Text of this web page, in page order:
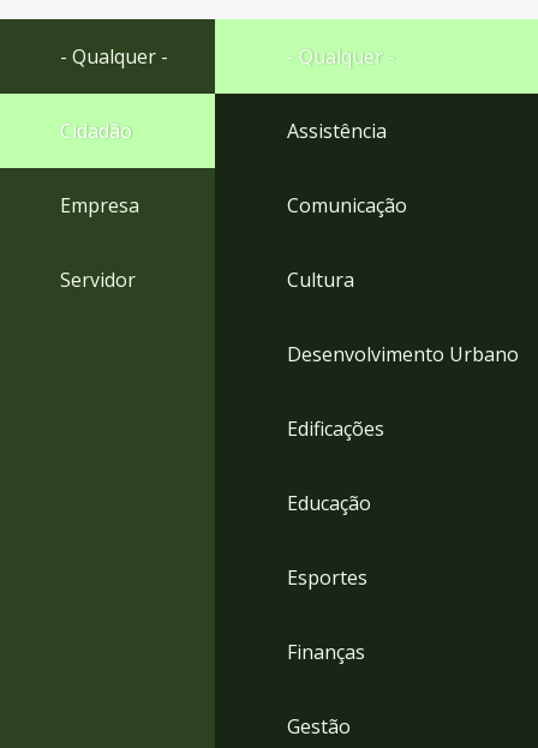
Ir
rodapé
- Qualquer -
Cidadão
Empresa
Servidor
- Qualquer -
Assistência
Comunicação
Cultura
Desenvolvimento Urbano
Edificações
Educação
Esportes
Finanças
Gestão